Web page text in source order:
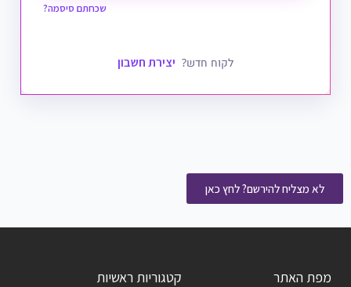
שכחתם סיסמה?
לקוח חדש? יצירת חשבון
לא מצליח להירשם? לחץ כאן
מפת האתר קטגוריות ראשיות